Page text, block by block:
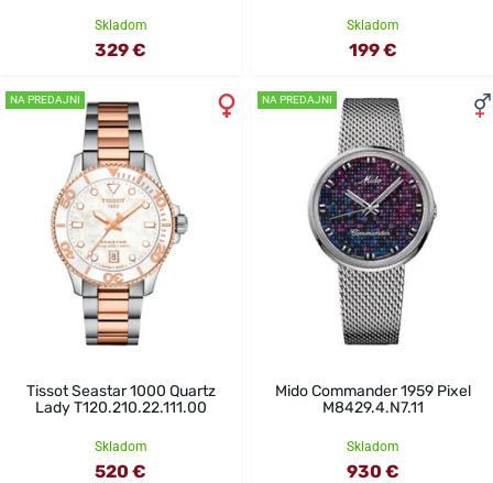
Skladom
329 €
Skladom
199 €
NA PREDAJNI
Tissot Seastar 1000 Quartz
Lady T120.210.22.111.00
Skladom
520 €
NA PREDAJNI
Mido Commander 1959 Pixel
M8429.4.N7.11
Skladom
930 €